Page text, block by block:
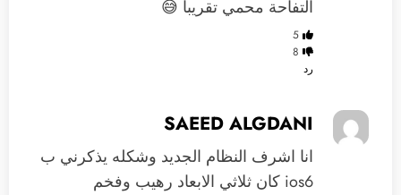
التفاحة محمي تقريبا 😅
5
8
رد
SAEED ALGDANI
انا اشرف النظام الجديد وشكله يذكرني ب
ios6 كان ثلاثي الابعاد رهيب وفخم